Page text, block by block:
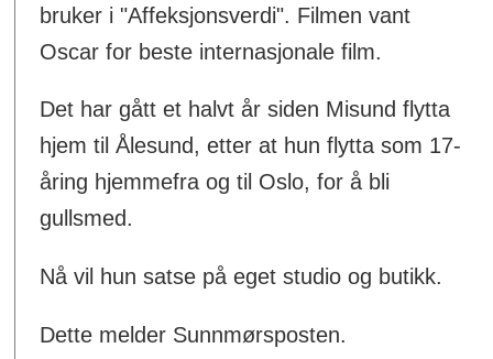
bruker i "Affeksjonsverdi". Filmen vant
Oscar for beste internasjonale film.
Det har gått et halvt år siden Misund flytta
hjem til Ålesund, etter at hun flytta som 17-
åring hjemmefra og til Oslo, for å bli
gullsmed.
Nå vil hun satse på eget studio og butikk.
Dette melder Sunnmørsposten.